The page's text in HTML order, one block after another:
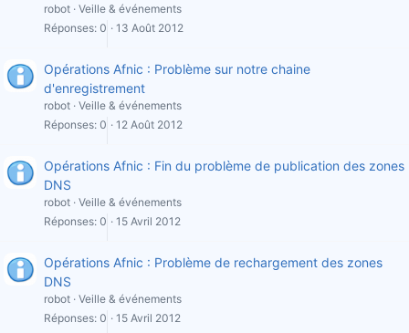
robot Veille & événements
Réponses 0 13 Août 2012
Opérations Afnic : Problème sur notre chaine
d'enregistrement
robot Veille & événements
Réponses 0 12 Août 2012
Opérations Afnic : Fin du problème de publication des zones
DNS
robot Veille & événements
Réponses 0 15 Avril 2012
Opérations Afnic : Problème de rechargement des zones
DNS
robot Veille & événements
Réponses 0 15 Avril 2012